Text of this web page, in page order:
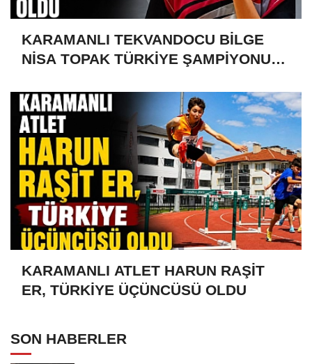
KARAMANLI TEKVANDOCU BİLGE
NİSA TOPAK TÜRKİYE ŞAMPİYONU
KARAMANLI ATLET HARUN RAŞİT
ER, TÜRKİYE ÜÇÜNCÜSÜ OLDU
SON HABERLER